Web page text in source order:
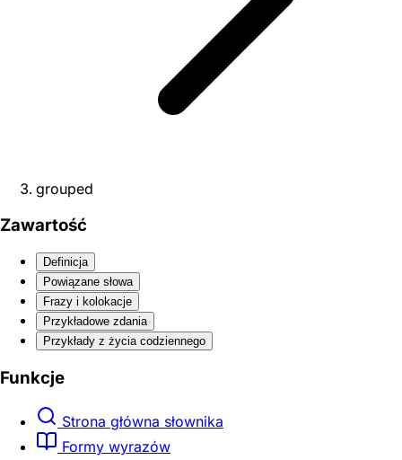
grouped
Zawartość
Definicja
Powiązane słowa
Frazy i kolokacje
Przykładowe zdania
Przykłady z życia codziennego
Funkcje
Strona główna słownika
Formy wyrazów